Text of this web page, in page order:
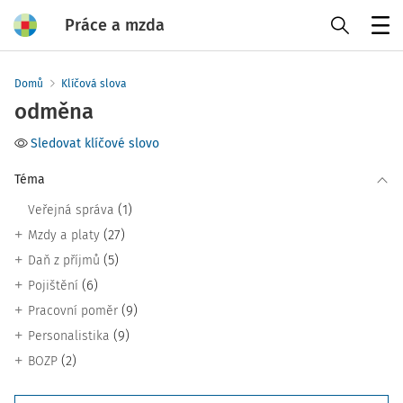
Práce a mzda
Domů Klíčová slova
odměna
Sledovat klíčové slovo
Téma
Veřejná správa (1)
Mzdy a platy (27)
Daň z příjmů (5)
Pojištění (6)
Pracovní poměr (9)
Personalistika (9)
BOZP (2)